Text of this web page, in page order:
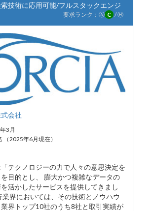
技術に応用可能/フルスタックエンジ
要求ランク： Ⓐ C /Ⓗ-
会社
3月
（2025年6月現在）
テクノロジーの力で人々の意思決定を
目的とし、 膨大かつ複雑なデータの
活かしたサービスを提供してきまし
業界においては、その技術とノウハウ
界トップ10社のうち8社と取引実績が